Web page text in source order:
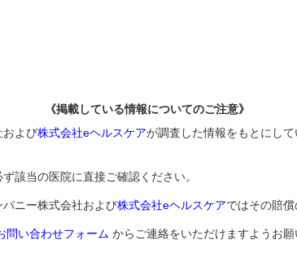
《掲載している情報についてのご注意》
および株式会社eヘルスケアが調査した情報をもとにし
該当の医院に直接ご確認ください。
ニー株式会社および株式会社eヘルスケアではその賠償
問い合わせフォーム からご連絡をいただけますようお願